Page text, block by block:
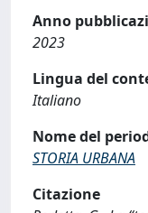
Anno
2023
Lingua del
Italiano
Nome del
STORIA URBANA
Citazione